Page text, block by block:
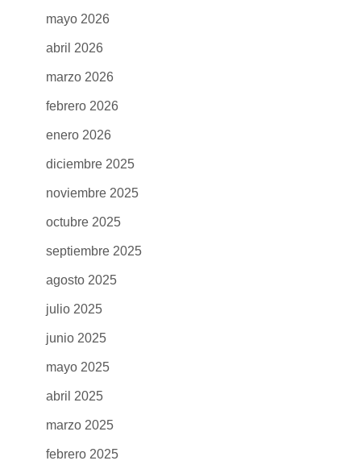
mayo 2026
abril 2026
marzo 2026
febrero 2026
enero 2026
diciembre 2025
noviembre 2025
octubre 2025
septiembre 2025
agosto 2025
julio 2025
junio 2025
mayo 2025
abril 2025
marzo 2025
febrero 2025